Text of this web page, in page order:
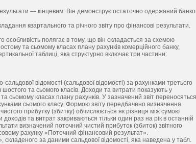
— кінцевим. Він демонструє остаточно одержаний
квартального та річного звіту про фінансові результати.
особливість полягає в тому, що він складається за схемою
та сьомому класах плану рахунків комерційного банку,
таблиці, яка структурно включає три частини:
відомості (сальдової відомості) за рахунками третього
шостого та сьомого класів. Доходи та витрати показують у
та сьомому класах плану рахунків. У зазначений звіт переносяться
сьомого класу. Формою звіту передбачено визначення
прибутку (збитку) обчислюється як різниця між сумою
та витрат закриваються тільки один раз на рік в останній
визначений поточний чистий прибуток (збиток) звітного
рахунку «Поточний фінансовий результат».
за даними сальдової відомості, яка наведена у табл.